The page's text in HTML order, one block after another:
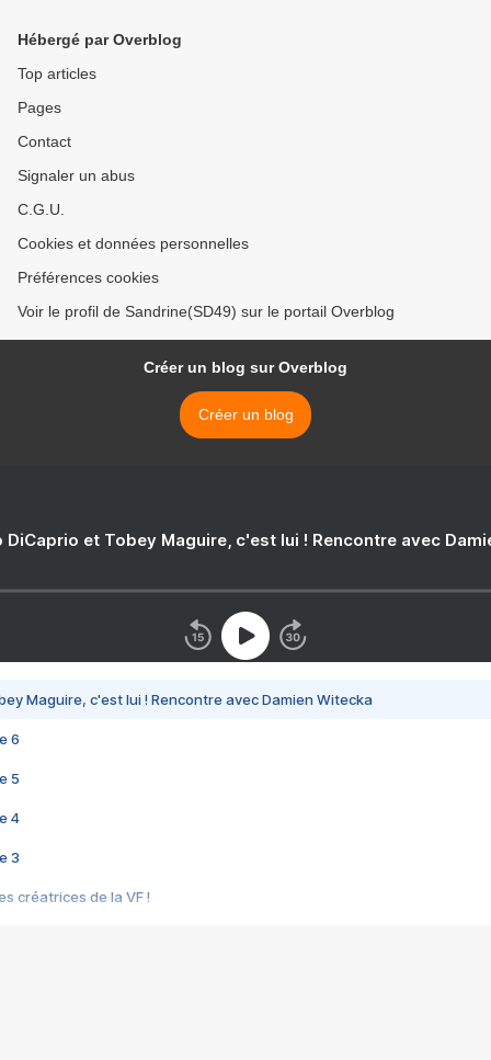
Hébergé par Overblog
Top articles
Pages
Contact
Signaler un abus
C.G.U.
Cookies et données personnelles
Préférences cookies
Voir le profil de Sandrine(SD49) sur le portail Overblog
Créer un blog sur Overblog
Créer un blog
DiCaprio et Tobey Maguire, c'est lui ! Rencontre avec
Maguire, c'est lui ! Rencontre avec Damien Witecka
6
5
4
3
créatrices de la VF !